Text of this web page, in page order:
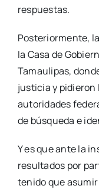
respuestas.
Posteriormente,
la Casa de
Tamaulipas,
justicia y
autoridades
de búsqueda e
Y es que ante la
resultados por
tenido que